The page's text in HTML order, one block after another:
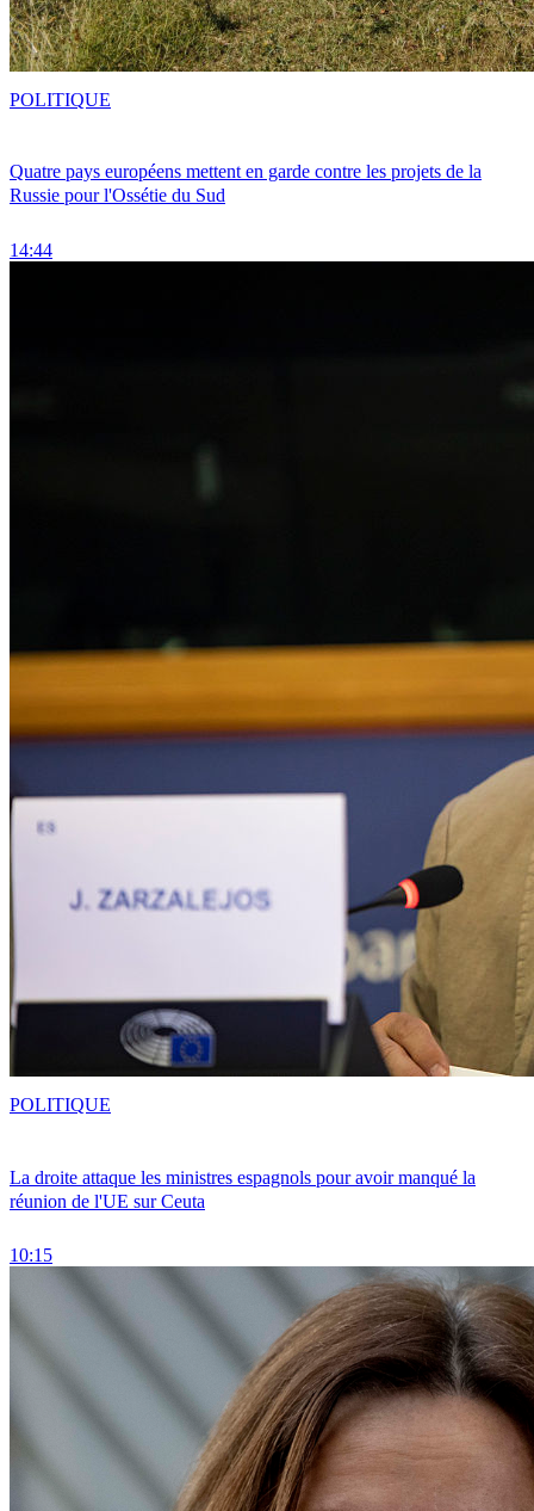
Quatre pays européens mettent en garde contre les projets de la
Russie pour l'Ossétie du Sud
14:44
POLITIQUE
La droite attaque les ministres espagnols pour avoir manqué la
réunion de l'UE sur Ceuta
10:15
POLITIQUE